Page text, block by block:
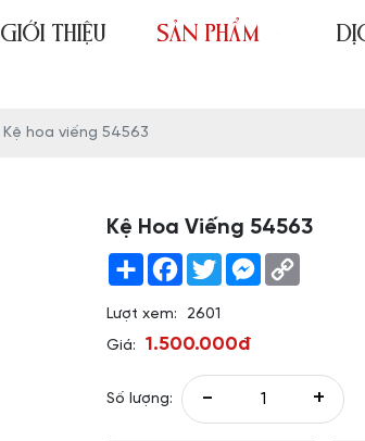
GIỚI THIỆU SẢN PHẨM
Kệ hoa viếng 54563
Kệ Hoa Viếng 54563
Share Facebook
TwitterMessenger
Lượt xem:
2601
Giá:
1.500.000đ
Số lượng: - +